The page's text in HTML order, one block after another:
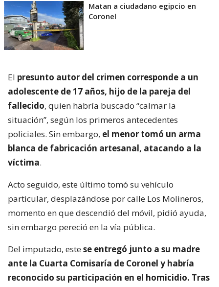
Matan a ciudadano egipcio en
Coronel
El presunto autor del crimen corresponde a un
adolescente de 17 años, hijo de la pareja del
fallecido, quien habría buscado “calmar la
situación”, según los primeros antecedentes
policiales. Sin embargo, el menor tomó un arma
blanca de fabricación artesanal, atacando a la
víctima.
Acto seguido, este último tomó su vehículo
particular, desplazándose por calle Los Molineros,
momento en que descendió del móvil, pidió ayuda,
sin embargo pereció en la vía pública.
Del imputado, estese entregó junto a su madre
ante la Cuarta Comisaría de Coronel y habría
reconocido su participación en el homicidio. Tras